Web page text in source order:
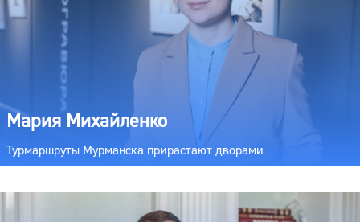
Мария Михайленко
Турмаршруты Мурманска прирастают дворами